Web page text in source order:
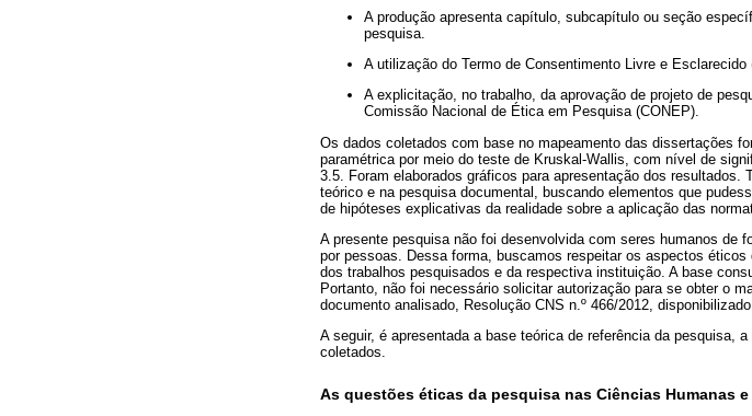
A produção apresenta capítulo, subcapítulo ou seção
pesquisa.
A utilização do Termo de Consentimento Livre e Esclarecido
A explicitação, no trabalho, da aprovação de projeto de
Comissão Nacional de Ética em Pesquisa (CONEP).
Os dados coletados com base no mapeamento das dissertações
paramétrica por meio do teste de Kruskal-Wallis, com nível de
3.5. Foram elaborados gráficos para apresentação dos
teórico e na pesquisa documental, buscando elementos que
de hipóteses explicativas da realidade sobre a aplicação das
A presente pesquisa não foi desenvolvida com seres humanos de
por pessoas. Dessa forma, buscamos respeitar os aspectos
dos trabalhos pesquisados e da respectiva instituição. A base
Portanto, não foi necessário solicitar autorização para se obter o
documento analisado, Resolução CNS n.º 466/2012,
A seguir, é apresentada a base teórica de referência da pesquisa,
coletados.
As questões éticas da pesquisa nas Ciências Humanas